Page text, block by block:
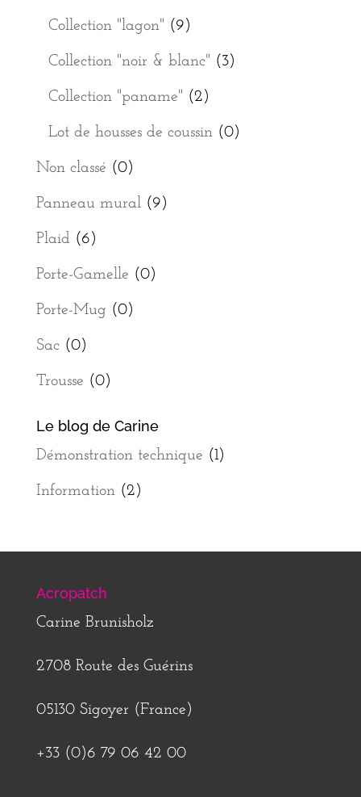
Collection "lagon" (9)
Collection "noir & blanc" (3)
Collection "paname" (2)
Lot de housses de coussin (0)
Non classé (0)
Panneau mural (9)
Plaid (6)
Porte-Gamelle (0)
Porte-Mug (0)
Sac (0)
Trousse (0)
Le blog de Carine
Démonstration technique (1)
Information(2)
Acropatch
Carine Brunisholz
2708 Route des Guérins
05130 Sigoyer (France)
+33 (0)6 79 06 42 00